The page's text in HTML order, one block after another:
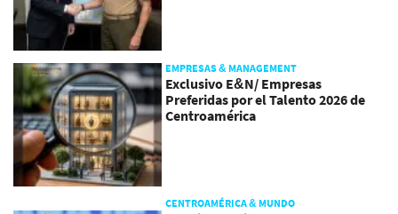
EMPRESAS & MANAGEMENT
Exclusivo E&N/ Empresas
Preferidas por el Talento 2026 de
Centroamérica
CENTROAMÉRICA & MUNDO